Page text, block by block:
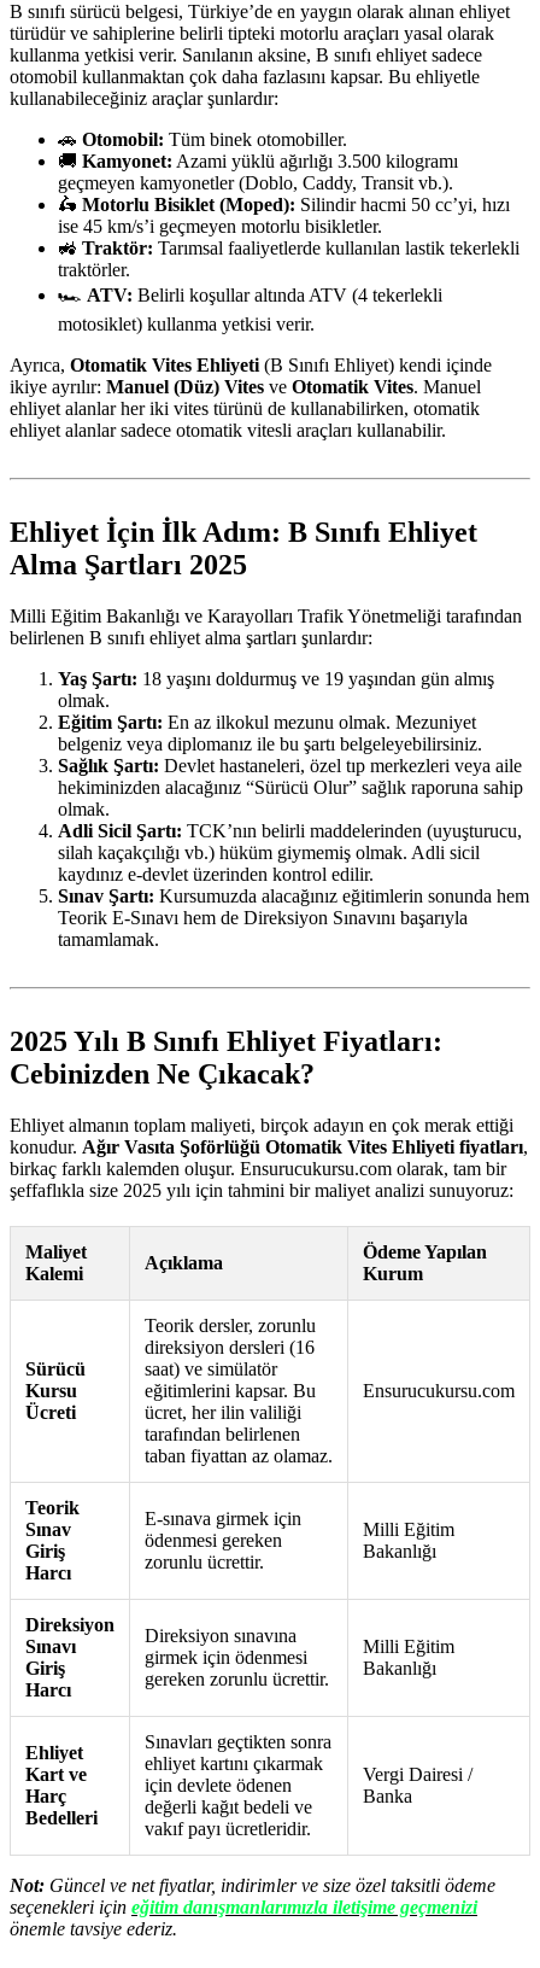
B sınıfı sürücü belgesi, Türkiye’de en yaygın olarak alınan ehliyet
türüdür ve sahiplerine belirli tipteki motorlu araçları yasal olarak
kullanma yetkisi verir. Sanılanın aksine, B sınıfı ehliyet sadece
otomobil kullanmaktan çok daha fazlasını kapsar. Bu ehliyetle
kullanabileceğiniz araçlar şunlardır:
🚗 Otomobil: Tüm binek otomobiller.
🚚 Kamyonet: Azami yüklü ağırlığı 3.500 kilogramı
geçmeyen kamyonetler (Doblo, Caddy, Transit vb.).
🛵 Motorlu Bisiklet (Moped): Silindir hacmi 50 cc’yi, hızı
ise 45 km/s’i geçmeyen motorlu bisikletler.
🚜 Traktör: Tarımsal faaliyetlerde kullanılan lastik tekerlekli
traktörler.
🏎️ ATV: Belirli koşullar altında ATV (4 tekerlekli
motosiklet) kullanma yetkisi verir.
Ayrıca, Otomatik Vites Ehliyeti (B Sınıfı Ehliyet) kendi içinde
ikiye ayrılır: Manuel (Düz) Vites ve Otomatik Vites. Manuel
ehliyet alanlar her iki vites türünü de kullanabilirken, otomatik
ehliyet alanlar sadece otomatik vitesli araçları kullanabilir.
Ehliyet İçin İlk Adım: B Sınıfı Ehliyet
Alma Şartları 2025
Milli Eğitim Bakanlığı ve Karayolları Trafik Yönetmeliği tarafından
belirlenen B sınıfı ehliyet alma şartları şunlardır:
Yaş Şartı: 18 yaşını doldurmuş ve 19 yaşından gün almış
olmak.
Eğitim Şartı: En az ilkokul mezunu olmak. Mezuniyet
belgeniz veya diplomanız ile bu şartı belgeleyebilirsiniz.
Sağlık Şartı: Devlet hastaneleri, özel tıp merkezleri veya aile
hekiminizden alacağınız “Sürücü Olur” sağlık raporuna sahip
olmak.
Adli Sicil Şartı: TCK’nın belirli maddelerinden (uyuşturucu,
silah kaçakçılığı vb.) hüküm giymemiş olmak. Adli sicil
kaydınız e-devlet üzerinden kontrol edilir.
Sınav Şartı: Kursumuzda alacağınız eğitimlerin sonunda hem
Teorik E-Sınavı hem de Direksiyon Sınavını başarıyla
tamamlamak.
2025 Yılı B Sınıfı Ehliyet Fiyatları:
Cebinizden Ne Çıkacak?
Ehliyet almanın toplam maliyeti, birçok adayın en çok merak ettiği
konudur. Ağır Vasıta Şoförlüğü Otomatik Vites Ehliyeti fiyatları,
birkaç farklı kalemden oluşur. Ensurucukursu.com olarak, tam bir
şeffaflıkla size 2025 yılı için tahmini bir maliyet analizi sunuyoruz:
Maliyet
Kalemi
Açıklama
Ödeme Yapılan
Kurum
Sürücü
Kursu
Ücreti
Teorik dersler, zorunlu
direksiyon dersleri (16
saat) ve simülatör
eğitimlerini kapsar. Bu
ücret, her ilin valiliği
tarafından belirlenen
taban fiyattan az olamaz.
Ensurucukursu.com
Teorik
Sınav
Giriş
Harcı
E-sınava girmek için
ödenmesi gereken
zorunlu ücrettir.
Milli Eğitim
Bakanlığı
Direksiyon
Sınavı
Giriş
Harcı
Direksiyon sınavına
girmek için ödenmesi
gereken zorunlu ücrettir.
Milli Eğitim
Bakanlığı
Ehliyet
Kart ve
Harç
Bedelleri
Sınavları geçtikten sonra
ehliyet kartını çıkarmak
için devlete ödenen
değerli kağıt bedeli ve
vakıf payı ücretleridir.
Vergi Dairesi /
Banka
Not: Güncel ve net fiyatlar, indirimler ve size özel taksitli ödeme
seçenekleri için eğitim danışmanlarımızla iletişime geçmenizi
önemle tavsiye ederiz.